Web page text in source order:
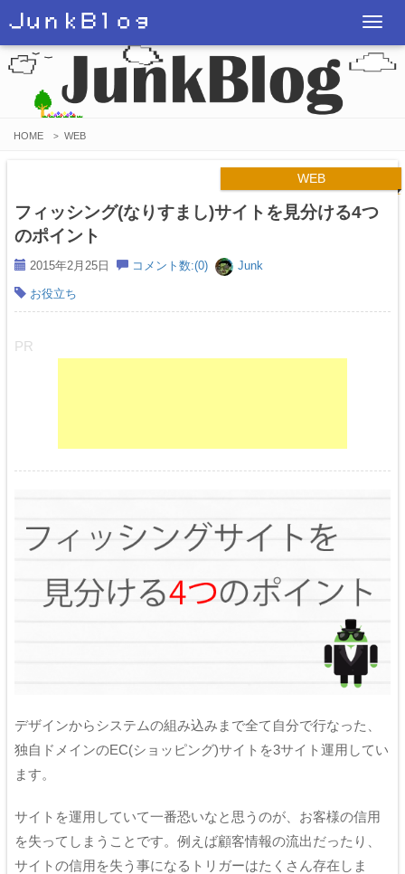
ＪｕｎｋＢｌｏｇ
T
o
g
v
HOME > WEB
WEB
フィッシング(なりすまし)サイトを見分ける4つ
のポイント
2015年2月25日 コメント数:(0) Junk
お役立ち
PR
デザインからシステムの組み込みまで全て自分で行なった、
独自ドメインのEC(ショッピング)サイトを3サイト運用してい
ます。
サイトを運用していて一番恐いなと思うのが、お客様の信用
を失ってしまうことです。例えば顧客情報の流出だったり、
サイトの信用を失う事になるトリガーはたくさん存在しま